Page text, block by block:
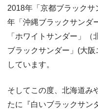
2018年「京都ブラック
年「沖縄ブラックサンダ
「ホワイトサンダー」
ブラックサンダー」(大
しています。
そしてこの度、北海道み
たに『白いブラックサン